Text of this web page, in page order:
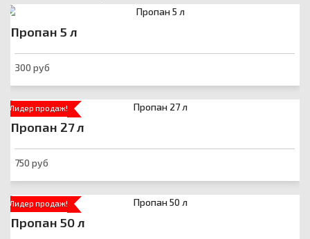
Пропан 5 л
300 руб
Лидер продаж!
Пропан 27 л
750 руб
Лидер продаж!
Пропан 50 л